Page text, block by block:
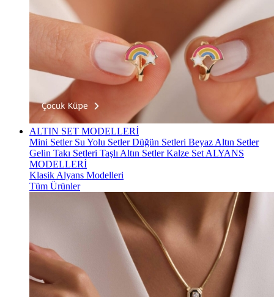
ALTIN SET MODELLERİ
Mini Setler Su Yolu SetlerDüğün Setleri Beyaz Altın Setler
Gelin Takı Setleri Taşlı Altın SetlerKalze Set ALYANS
MODELLERİ
Klasik Alyans Modelleri
Tüm Ürünler